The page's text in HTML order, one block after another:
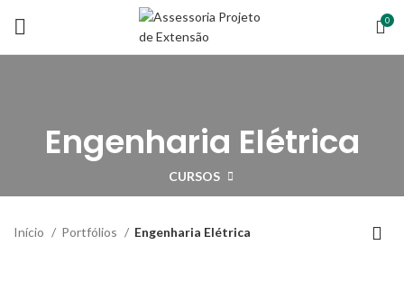
0
Engenharia Elétrica
CURSOS
Início Portfólios Engenharia Elétrica